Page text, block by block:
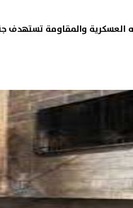
العسكرية والمقاومة تستهدف